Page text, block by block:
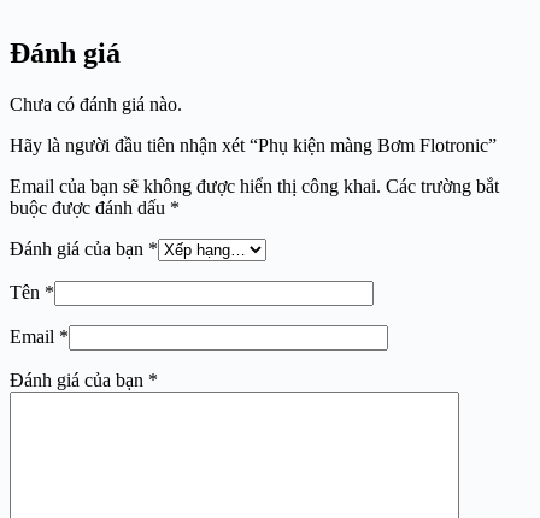
Đánh giá
Chưa có đánh giá nào.
Hãy là người đầu tiên nhận xét “Phụ kiện màng Bơm Flotronic”
Email của bạn sẽ không được hiển thị công khai. Các trường bắt
buộc được đánh dấu *
Đánh giá của bạn *
Tên *
Email *
Đánh giá của bạn *